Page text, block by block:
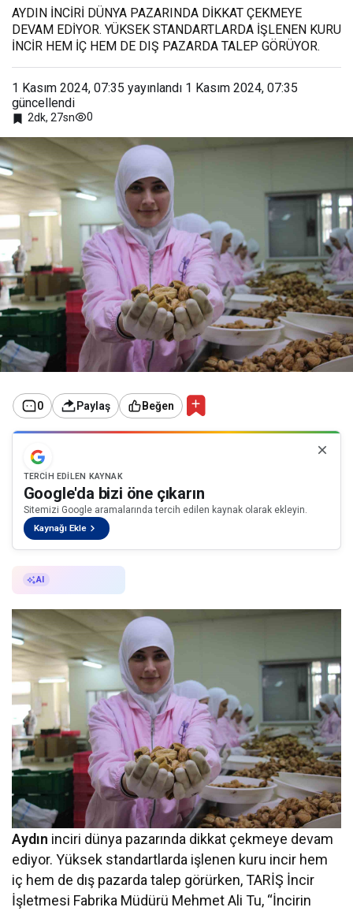
AYDIN İNCİRİ DÜNYA PAZARINDA DİKKAT ÇEKMEYE
DEVAM EDİYOR. YÜKSEK STANDARTLARDA İŞLENEN KURU
İNCİR HEM İÇ HEM DE DIŞ PAZARDA TALEP GÖRÜYOR.
1 Kasım 2024, 07:35 yayınlandı 1 Kasım 2024, 07:35
güncellendi
2dk, 27sn 0
0 Paylaş Beğen
TERCIH EDILEN KAYNAK
Google'da bizi öne çıkarın
Sitemizi Google aramalarında tercih edilen kaynak olarak ekleyin.
Kaynağı Ekle
AI
Aydın inciri dünya pazarında dikkat çekmeye devam
ediyor. Yüksek standartlarda işlenen kuru incir hem
iç hem de dış pazarda talep görürken, TARİŞ İncir
İşletmesi Fabrika Müdürü Mehmet Ali Tu, “İncirin